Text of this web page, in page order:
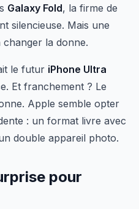
Galaxy Fold, la firme de
silencieuse. Mais une
la donne.
le futur iPhone Ultra
Et franchement ? Le
Apple semble opter
: un format livre avec
double appareil photo.
pour